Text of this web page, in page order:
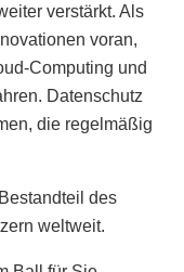
verstärkt. Als
voran,
Computing und
Datenschutz
die regelmäßig
des
weltweit.